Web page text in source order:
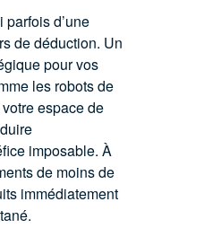
d’une
de déduction. Un
pour vos
les robots de
espace de
imposable. À
de moins de
immédiatement